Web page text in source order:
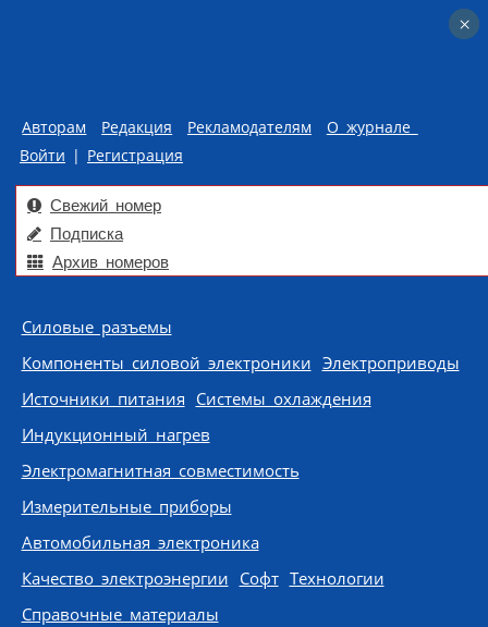
Авторам Редакция Рекламодателям
О журнале
Войти | Регистрация
Свежий номер
Подписка
Архив номеров
Skip to content
Силовые разъемы
Компоненты силовой электроники Электроприводы
Источники питания Системы охлаждения
Индукционный нагрев
Электромагнитная совместимость
Измерительные приборы
Автомобильная электроника
Качество электроэнергии Софт Технологии
Справочные материалы
×
×